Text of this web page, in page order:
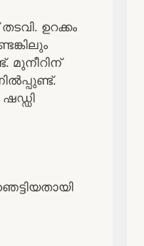
ഉറക്കം
മുനീറിന്